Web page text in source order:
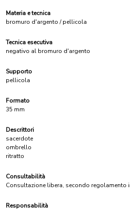
Materia e tecnica
bromuro d'argento / pellicola
Tecnica esecutiva
negativo al bromuro d'argento
Supporto
pellicola
Formato
35 mm
Descrittori
sacerdote
ombrello
ritratto
Consultabilità
Consultazione libera, secondo regolamento
Responsabilità